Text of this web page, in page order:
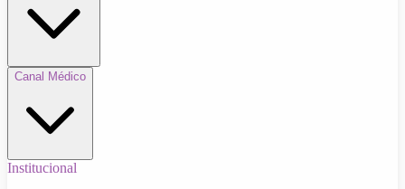
Canal Médico
Institucional